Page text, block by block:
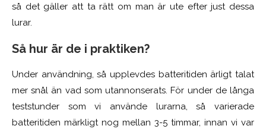
så det gäller att ta rätt om man är ute efter just dessa
lurar.
Så hur är de i praktiken?
Under användning, så upplevdes batteritiden ärligt talat
mer snål än vad som utannonserats. För under de långa
teststunder som vi använde lurarna, så varierade
batteritiden märkligt nog mellan 3-5 timmar, innan vi var